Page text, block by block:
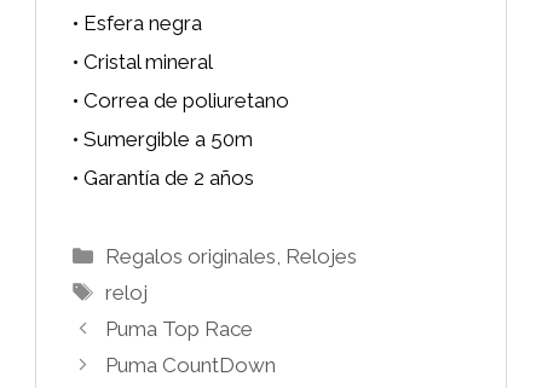
• Esfera negra
• Cristal mineral
• Correa de poliuretano
• Sumergible a 50m
• Garantía de 2 años
Categorías
Regalos originales Relojes
Etiquetas
reloj
Puma Top Race
Puma CountDown